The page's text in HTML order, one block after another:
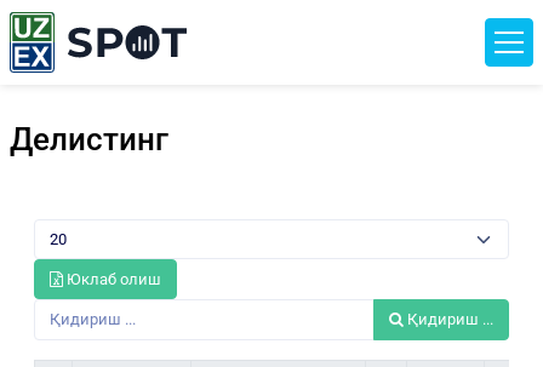
Делистинг
Юклаб олиш
Қидириш ...